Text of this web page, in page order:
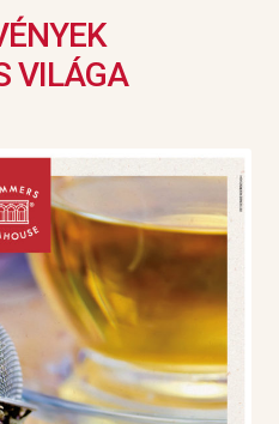
VILÁGA